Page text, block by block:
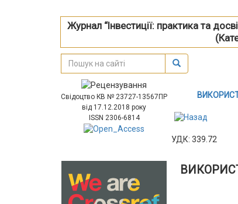
Журнал “Інвестиції: практика та
Свідоцтво КВ № 23727-13567ПР
від 17.12.2018 року
ISSN 2306-6814
УДК: 339.72